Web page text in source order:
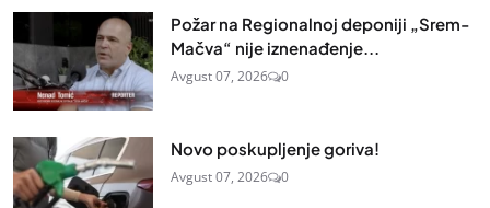
Požar na Regionalnoj deponiji „Srem-
Mačva“ nije iznenađenje...
Avgust 07, 2026 0
Novo poskupljenje goriva!
Avgust 07, 2026 0